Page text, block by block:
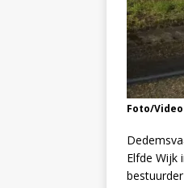
Foto/
Elfde Wijk